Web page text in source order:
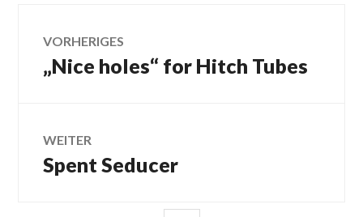
Beitragsnavigation
VORHERIGES
Vorheriger
Beitrag:
„Nice holes“ for Hitch Tubes
WEITER
Nächster
Beitrag:
Spent Seducer